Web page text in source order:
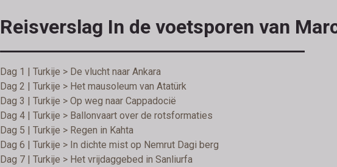
Reisverslag In de voetsporen van
Dag 1 | Turkije > De vlucht naar Ankara
Dag 2 | Turkije > Het mausoleum van Atatürk
Dag 3 | Turkije > Op weg naar Cappadocië
Dag 4 | Turkije > Ballonvaart over de rotsformaties
Dag 5 | Turkije > Regen in Kahta
Dag 6 | Turkije > In dichte mist op Nemrut Dagi berg
Dag 7 | Turkije > Het vrijdaggebed in Sanliurfa